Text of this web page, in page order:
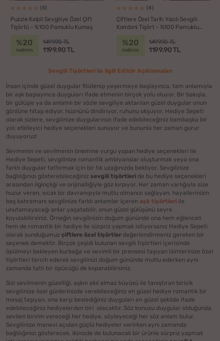
(5)
Puzzle Kalpli Sevgiliye Özel Çift
Tişörtü - %100 Pamuklu Kumaş
%20
indirim
1499.90 TL
1199.90 TL
(4)
Çiftlere Özel Tarih Yazılı Sevgili
Kombini Tişört - %100 Pamuklu
%20
indirim
1499.90 TL
1199.90 TL
Sevgili Tişörtleri ile ilgili Editör Açıklamaları
İnsan içinde güzel duygular filizlenip yeşermeye başlayınca, tam anlamıyla
bir aşk başlayınca duyguları ifade etmenin birçok yolu oluyor. Bir bakışla,
bir gülüşle ya da anlamlı bir sözle sevgiliye aktarılan güzel duygular onun
gönlüne hitap ediyor, hüznünü dindiriyor, ruhunu okşuyor. Hediye Sepeti
olarak sizlere, sevgilinize duygularınızı ifade edebileceğiniz bambaşka bir
yol; etkileyici hediye seçenekleri sunuyor ve bununla her zaman gurur
duyuyoruz!
Sevmenin ve sevilmenin önemine vurgu yapan hediye seçenekleri ile
Hediye Sepeti, sevgilinize romantik ambiyanslar oluşturmak veya ona
farklı duygular tattırmak için bir tık uzağınızda bekliyor. Sevgilinize
bağlılığınızı gösterebileceğiniz sevgili tişörtleri de bu hediye seçenekleri
arasından ilginçliği ve orijinalliğiyle göz kırpıyor. Her zaman varlığıyla size
huzur veren, sıcak bir davranışıyla mutlu olmanızı sağlayan, hayallerinizin
baş kahramanı sevgilinize farklı anlamlar içeren aşk tişörtleri ile
unutamayacağı anlar yaşatabilir, onun güzel gülüşünü seyre
koyulabilirsiniz. Örneğin sevgilinizin doğum gününde ona hem eğlenceli
hem de romantik bir hediye ile sürpriz yapmak istiyorsanız Hediye Sepeti
olarak sunduğumuz çiftlere özel tişörtler değerlendirmeniz gereken bir
seçenek demektir. Birçok çeşidi bulunan sevgili tişörtleri içerisinde
öpülmeyi bekleyen kurbağa ve sevimli bir prensesi taşıyan isimlerinize özel
tişörtleri tercih ederek sevgilinizi doğum gününde mutlu ederken aynı
zamanda tatlı bir öpücüğü de koparabilirsiniz.
Sizi sevilmenin güzelliği, aşkın akıl almaz büyüsü ile tanıştıran biricik
sevgilinize özel günlerinizde verebileceğiniz en güzel hediye romantik bir
mesaj taşıyan, ona karşı beslediğiniz duyguları en güzel şekilde ifade
edebileceğiniz hediyelerden biri olacaktır. Söz konusu duygular olduğunda,
sevilen birinin vereceği her hediye, söyleyeceği her söz anlam bulur.
Sevgilinize manevi açıdan güçlü hediyeler verirken aynı zamanda
bağlılığınızı gösterecek, ikinizde de bulunacak bir ürünle sürpriz yapmak